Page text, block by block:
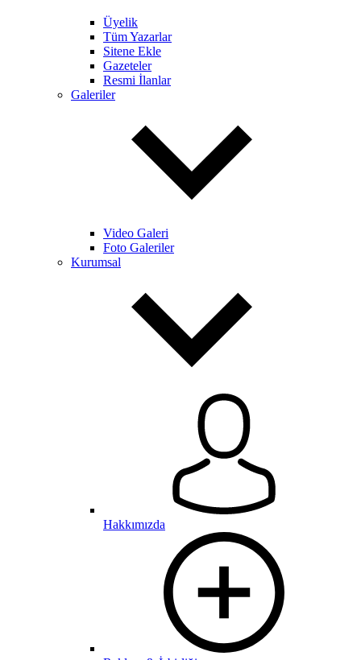
Üyelik
Tüm Yazarlar
Sitene Ekle
Gazeteler
Resmi İlanlar
Galeriler
Video Galeri
Foto Galeriler
Kurumsal
Hakkımızda